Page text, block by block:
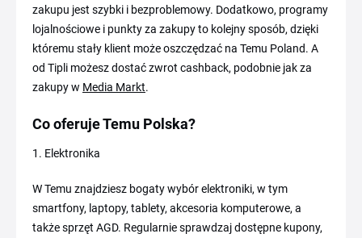
zakupu jest szybki i bezproblemowy. Dodatkowo, programy
lojalnościowe i punkty za zakupy to kolejny sposób, dzięki
któremu stały klient może oszczędzać na Temu Poland. A
od Tipli możesz dostać zwrot cashback, podobnie jak za
zakupy w Media Markt.
Co oferuje Temu Polska?
1. Elektronika
W Temu znajdziesz bogaty wybór elektroniki, w tym
smartfony, laptopy, tablety, akcesoria komputerowe, a
także sprzęt AGD. Regularnie sprawdzaj dostępne kupony,